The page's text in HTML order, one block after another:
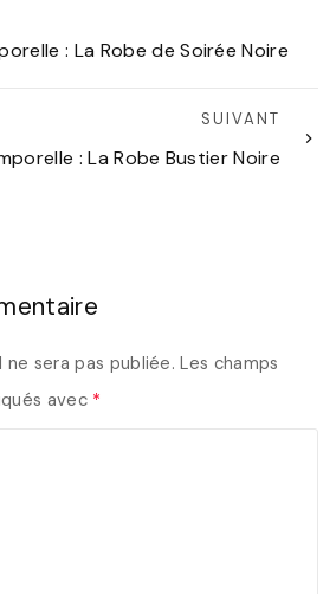
: La Robe de Soirée Noire
SUIVANT
: La Robe Bustier Noire
sera pas publiée. Les champs
avec *